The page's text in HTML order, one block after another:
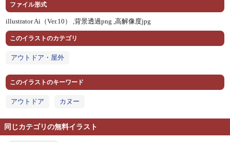
ファイル形式
illustrator Ai（Ver.10） ,背景透過png ,高解像度jpg
このイラストのカテゴリ
アウトドア・屋外
このイラストのキーワード
アウトドア カヌー
同じカテゴリの無料イラスト